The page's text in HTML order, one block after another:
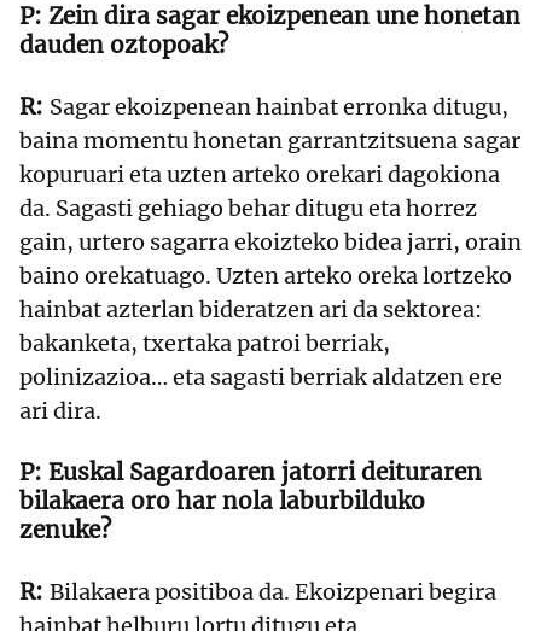
Zein dira sagar ekoizpenean une honetan
dauden oztopoak?
Sagar ekoizpenean hainbat erronka ditugu,
baina momentu honetan garrantzitsuena sagar
kopuruari eta uzten arteko orekari dagokiona
da. Sagasti gehiago behar ditugu eta horrez
gain, urtero sagarra ekoizteko bidea jarri, orain
baino orekatuago. Uzten arteko oreka lortzeko
hainbat azterlan bideratzen ari da sektorea:
bakanketa, txertaka patroi berriak,
polinizazioa… eta sagasti berriak aldatzen ere
ari dira.
Euskal Sagardoaren jatorri deituraren
bilakaera oro har nola laburbilduko
zenuke?
Bilakaera positiboa da. Ekoizpenari begira